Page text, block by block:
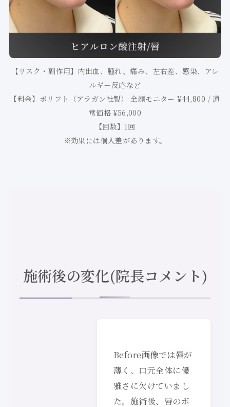
【リスク・副作用】内出血、腫れ、痛み、左右差、感染、アレ
ルギー反応など
【料金】ボリフト（アラガン社製） 全顔モニター ¥44,800 / 通
常価格 ¥56,000
【回数】1回
※効果には個人差があります。
施術後の変化(院長コメント)
Before画像では唇が
薄く、口元全体に優
雅さに欠けていまし
た。施術後、唇のボ